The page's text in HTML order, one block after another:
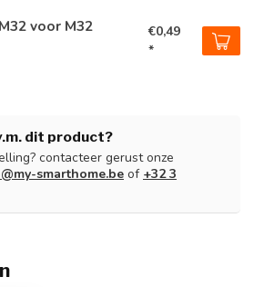
voor M32
€0,49
*
dit product?
contacteer gerust onze
smarthome.be of +32 3